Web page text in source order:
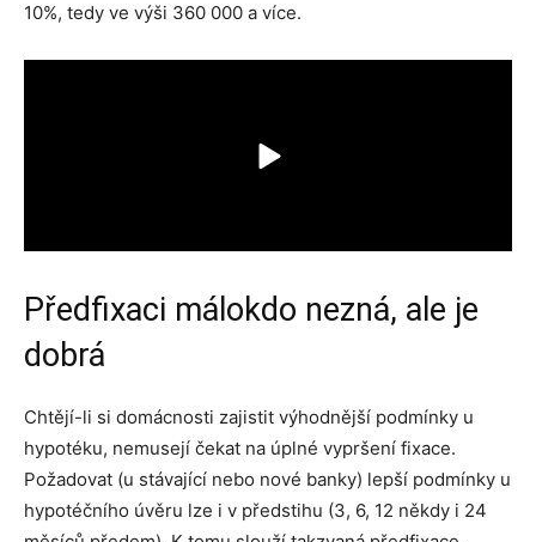
10%, tedy ve výši 360 000 a více.
Předfixaci málokdo nezná, ale je
dobrá
Chtějí-li si domácnosti zajistit výhodnější podmínky u
hypotéku, nemusejí čekat na úplné vypršení fixace.
Požadovat (u stávající nebo nové banky) lepší podmínky u
hypotéčního úvěru lze i v předstihu (3, 6, 12 někdy i 24